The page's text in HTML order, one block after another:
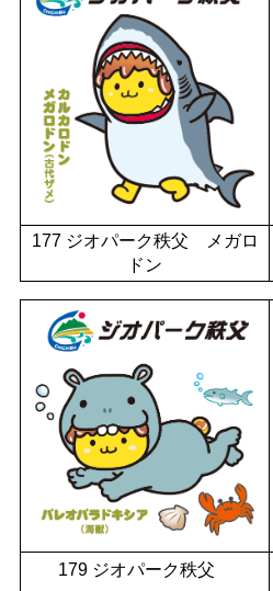
177 ジオパーク秩父 メガロ
ドン
179 ジオパーク秩父